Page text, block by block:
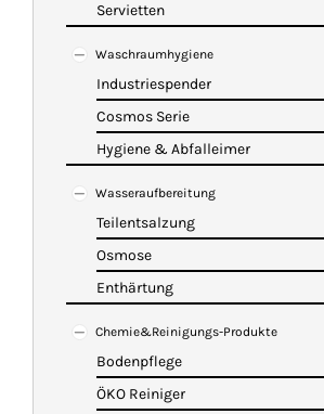
Servietten
Waschraumhygiene
Industriespender
Cosmos Serie
Hygiene & Abfalleimer
Wasseraufbereitung
Teilentsalzung
Osmose
Enthärtung
Chemie&Reinigungs-Produkte
Bodenpflege
ÖKO Reiniger